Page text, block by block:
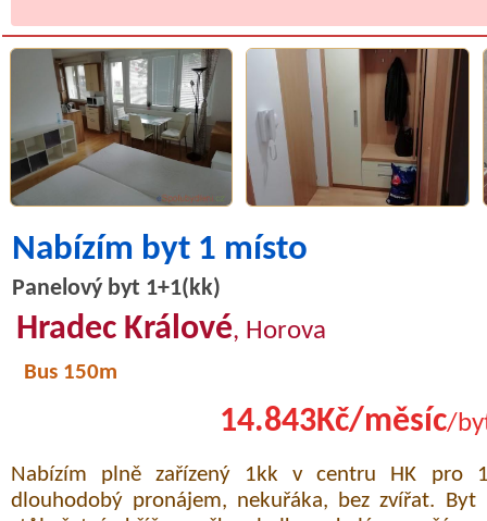
Nabízím byt 1 místo
Panelový byt 1+1(kk)
Hradec Králové, Horova
Bus 150m
14.843Kč/měsíc/
Nabízím plně zařízený 1kk v centru HK pro
dlouhodobý pronájem, nekuřáka, bez zvířat.